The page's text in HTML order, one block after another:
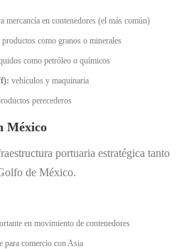
mercancía en contenedores (el más común)
como granos o minerales
como petróleo o químicos
vehículos y maquinaria
perecederos
México
portuaria estratégica tanto
de México.
en movimiento de contenedores
para comercio con Asia